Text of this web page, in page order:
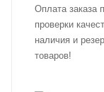
Оплата заказа
проверки
наличия и
товаров!